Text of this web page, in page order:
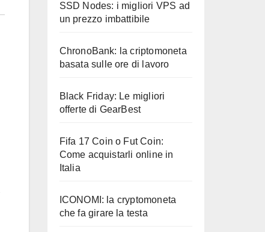
SSD Nodes: i migliori VPS ad
un prezzo imbattibile
ChronoBank: la criptomoneta
basata sulle ore di lavoro
Black Friday: Le migliori
offerte di GearBest
Fifa 17 Coin o Fut Coin:
Come acquistarli online in
Italia
ICONOMI: la cryptomoneta
che fa girare la testa